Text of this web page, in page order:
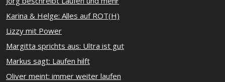
Karina & Helge: Alles auf ROT(H)
Lizzy mit Power
Margitta sprichts aus: Ultra ist gut
Markus sagt: Laufen hilft
Oliver meint: immer weiter laufen